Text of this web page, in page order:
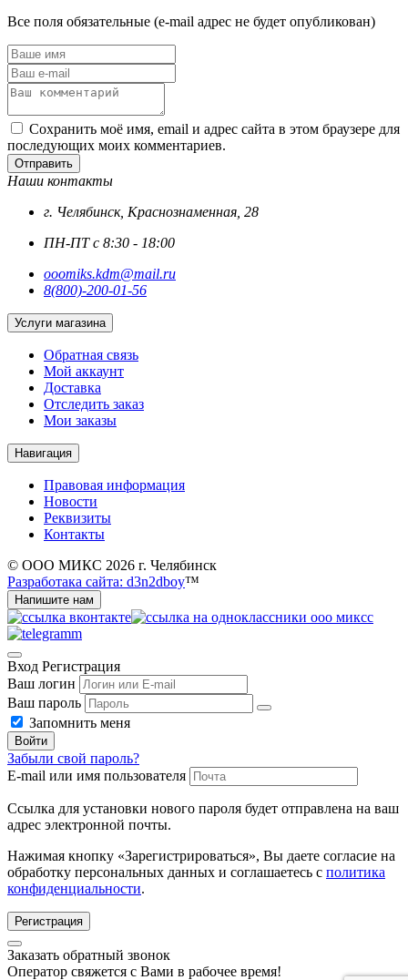
Все поля обязательные (e-mail адрес не будет опубликован)
Сохранить моё имя, email и адрес сайта в этом браузере для
последующих моих комментариев.
Отправить
Наши контакты
г. Челябинск, Краснознаменная, 28
ПН-ПТ с 8:30 - 18:00
ooomiks.kdm@mail.ru
8(800)-200-01-56
Услуги магазина
Обратная связь
Мой аккаунт
Доставка
Отследить заказ
Мои заказы
Навигация
Правовая информация
Новости
Реквизиты
Контакты
© ООО МИКС 2026 г. Челябинск
Разработака сайта: d3n2dboy™
Напишите нам
Вход Регистрация
Ваш логин
Ваш пароль
Запомнить меня
Войти
Забыли свой пароль?
E-mail или имя пользователя
Ссылка для установки нового пароля будет отправлена ​​на ваш
адрес электронной почты.
Нажимая кнопку «Зарегистрироваться», Вы даете согласие на
обработку персональных данных и соглашаетесь с политика
конфиденциальности.
Регистрация
Заказать обратный звонок
Оператор свяжется с Вами в рабочее время!